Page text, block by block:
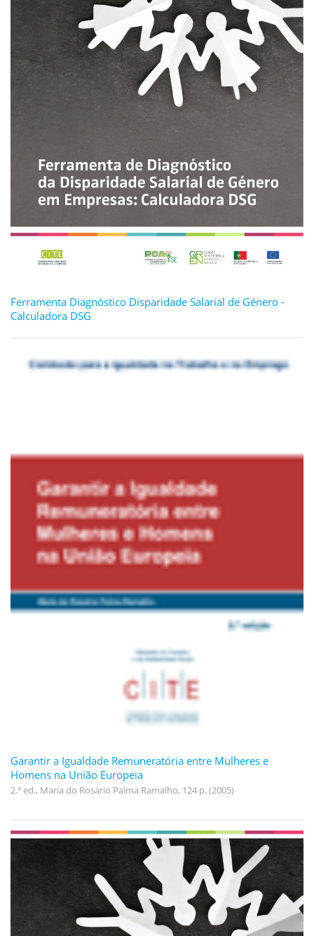
Ferramenta Diagnóstico Disparidade Salarial de Género -
Calculadora DSG
Garantir a Igualdade Remuneratória entre Mulheres e
Homens na União Europeia
2.ª ed., Maria do Rosário Palma Ramalho, 124 p. (2005)